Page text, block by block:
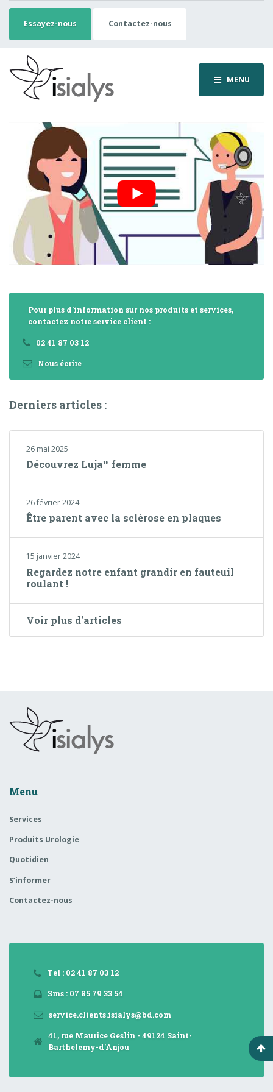
Essayez-nous Contactez-nous
MENU
Pour plus d'information sur nos produits et services,
contactez notre service client :
02 41 87 03 12
Nous écrire
Derniers articles :
26 mai 2025
Découvrez Luja™ femme
26 février 2024
Être parent avec la sclérose en plaques
15 janvier 2024
Regardez notre enfant grandir en fauteuil
roulant !
Voir plus d'articles
Menu
Services
Produits Urologie
Quotidien
S’informer
Contactez-nous
Tel : 02 41 87 03 12
Sms : 07 85 79 33 54
service.clients.isialys@bd.com
41, rue Maurice Geslin - 49124 Saint-
Barthélemy-d'Anjou